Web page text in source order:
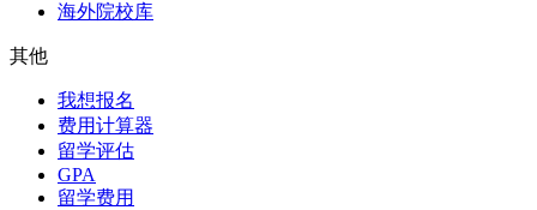
海外院校库
其他
我想报名
费用计算器
留学评估
GPA
留学费用